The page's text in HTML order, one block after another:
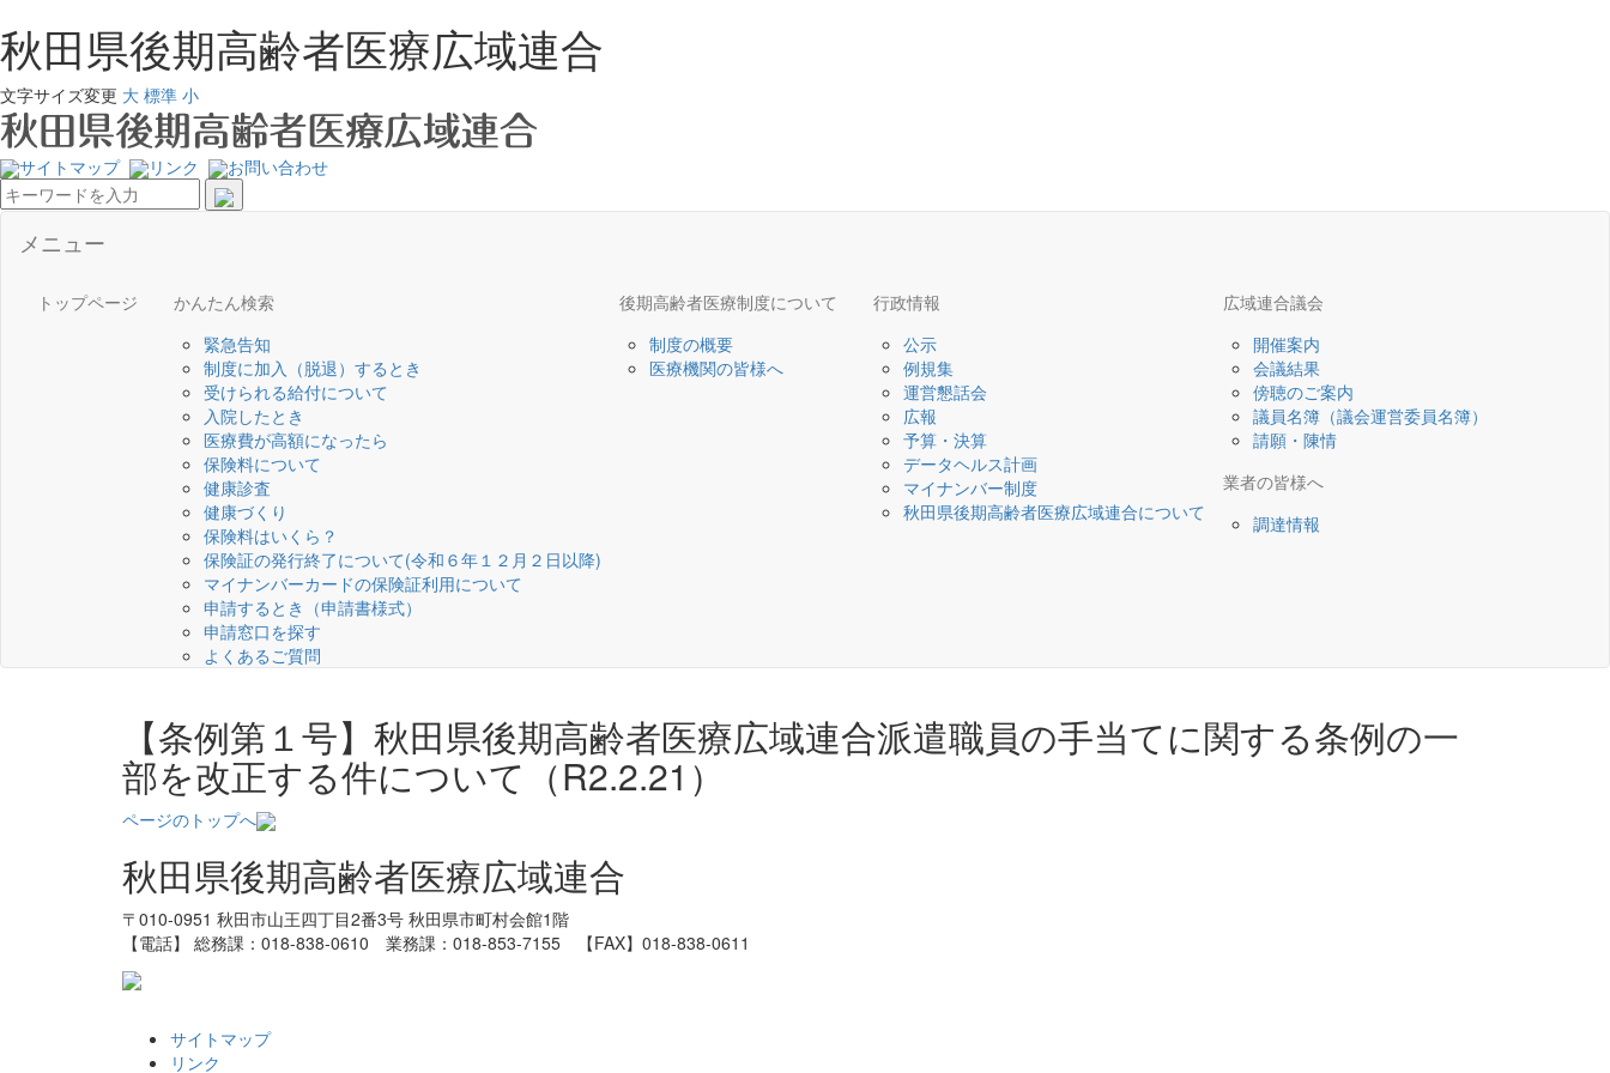
秋田県後期高齢者医療広域連合
文字サイズ変更 大 標準 小
サイトマップ リンク お問い合わせ
メニュー
トップページ
かんたん検索
緊急告知
制度に加入（脱退）するとき
受けられる給付について
入院したとき
医療費が高額になったら
保険料について
健康診査
健康づくり
保険料はいくら？
保険証の発行終了について(令和６年１２月２日以降)
マイナンバーカードの保険証利用について
申請するとき（申請書様式）
申請窓口を探す
よくあるご質問
後期高齢者医療制度について
制度の概要
医療機関の皆様へ
行政情報
公示
例規集
運営懇話会
広報
予算・決算
データヘルス計画
マイナンバー制度
秋田県後期高齢者医療広域連合について
広域連合議会
開催案内
会議結果
傍聴のご案内
議員名簿（議会運営委員名簿）
請願・陳情
業者の皆様へ
調達情報
【条例第１号】秋田県後期高齢者医療広域連合派遣職員の手当てに関する条例の一
部を改正する件について（R2.2.21）
ページのトップへ
秋田県後期高齢者医療広域連合
〒010-0951 秋田市山王四丁目2番3号 秋田県市町村会館1階
【電話】 総務課：018-838-0610 業務課：018-853-7155 【FAX】018-838-0611
サイトマップ
リンク